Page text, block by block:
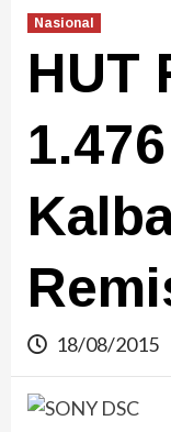
Nasional
HUT
18/08/2015